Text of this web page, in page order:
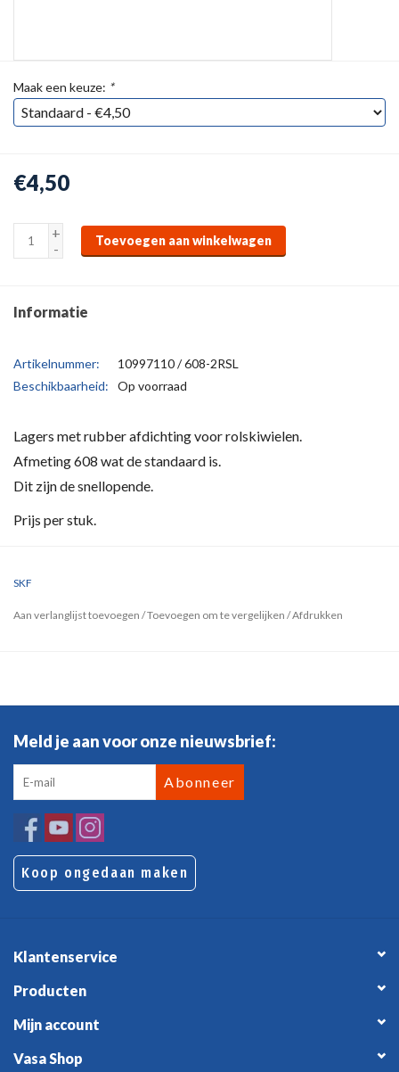
Maak een keuze: *
€4,50
+
-
Toevoegen aan winkelwagen
Informatie
Artikelnummer:
10997110 / 608-2RSL
Beschikbaarheid:
Op voorraad
Lagers met rubber afdichting voor rolskiwielen.
Afmeting 608 wat de standaard is.
Dit zijn de snellopende.
Prijs per stuk.
SKF
Aan verlanglijst toevoegen /Toevoegen om te vergelijken /Afdrukken
Meld je aan voor onze nieuwsbrief:
Abonneer
Koop ongedaan maken
Klantenservice
Producten
Mijn account
Vasa Shop